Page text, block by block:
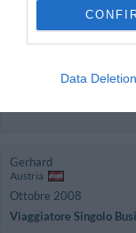
Data Deletion
Germania
Dicembre 2008
Gerhard
Austria
Ottobre 2008
Viaggiatore Singolo